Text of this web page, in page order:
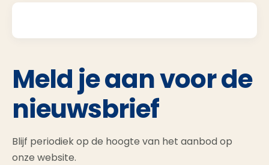
Meld je aan voor de
nieuwsbrief
Blijf periodiek op de hoogte van het aanbod op
onze website.